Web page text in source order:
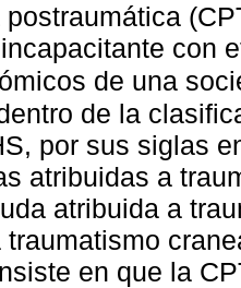
postraumática
con
de una
de la
por sus siglas
atribuidas a
atribuida a
traumatismo
en que la